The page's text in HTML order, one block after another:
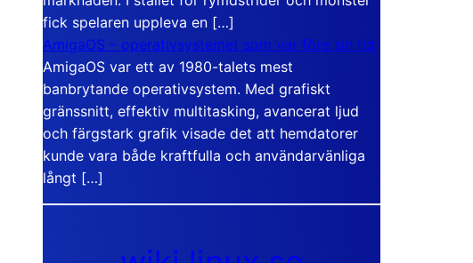
fick spelaren uppleva en […]
AmigaOS – operativsystemet som var före sin tid
AmigaOS var ett av 1980-talets mest
banbrytande operativsystem. Med grafiskt
gränssnitt, effektiv multitasking, avancerat ljud
och färgstark grafik visade det att hemdatorer
kunde vara både kraftfulla och användarvänliga
långt […]